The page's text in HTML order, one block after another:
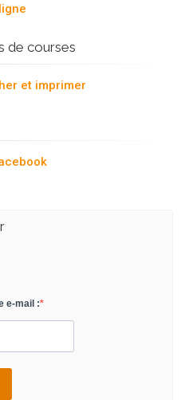
de courses
et imprimer